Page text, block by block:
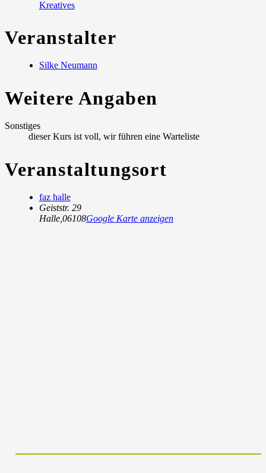
Kreatives
Veranstalter
Silke Neumann
Weitere Angaben
Sonstiges
dieser Kurs ist voll, wir führen eine Warteliste
Veranstaltungsort
faz halle
Geiststr. 29
Halle, 06108Google Karte anzeigen